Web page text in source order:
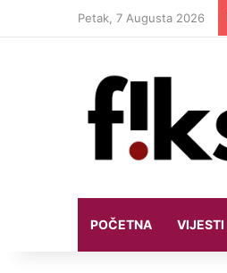
Petak, 7 Augusta 2026
POČETNA VIJESTI